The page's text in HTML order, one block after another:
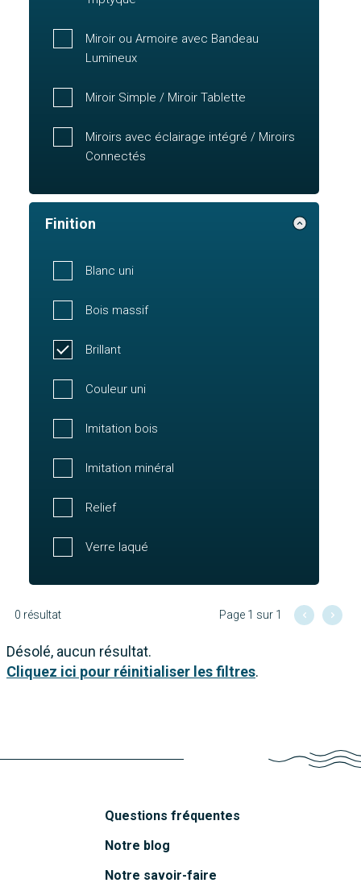
Miroir ou Armoire avec Bandeau
Lumineux
Miroir Simple / Miroir Tablette
Miroirs avec éclairage intégré / Miroirs
Connectés
Finition
Blanc uni
Bois massif
Brillant
Couleur uni
Imitation bois
Imitation minéral
Relief
Verre laqué
0 résultat Page 1 sur 1
Désolé, aucun résultat.
Cliquez ici pour réinitialiser les filtres.
Questions fréquentes
Notre blog
Notre savoir-faire